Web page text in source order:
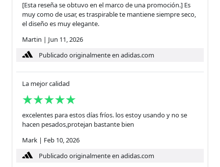
[Esta reseña se obtuvo en el marco de una promoción.] Es
muy como de usar, es traspirable te mantiene siempre seco,
el diseño es muy elegante.
Martin | Jun 11, 2026
Publicado originalmente en adidas.com
La mejor calidad
excelentes para estos días fríos. los estoy usando y no se
hacen pesados,protejan bastante bien
Mark | Feb 10, 2026
Publicado originalmente en adidas.com